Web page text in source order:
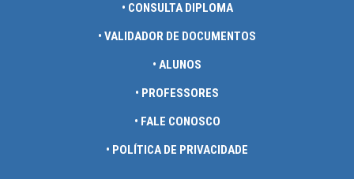
• CONSULTA DIPLOMA
• VALIDADOR DE DOCUMENTOS
• ALUNOS
• PROFESSORES
• FALE CONOSCO
• POLÍTICA DE PRIVACIDADE